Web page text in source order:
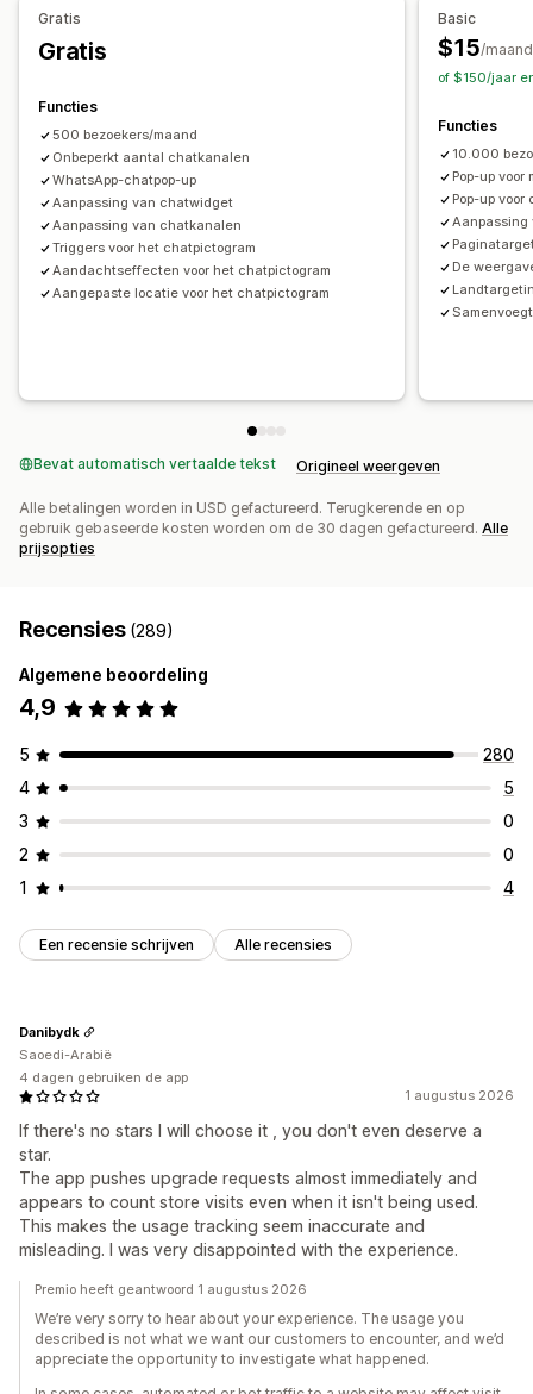
Gratis
Gratis
Functies
500 bezoekers/maand
Onbeperkt aantal chatkanalen
WhatsApp-chatpop-up
Aanpassing van chatwidget
Aanpassing van chatkanalen
Triggers voor het chatpictogram
Aandachtseffecten voor het chatpictogram
Aangepaste locatie voor het chatpictogram
Basic
$15/maand
of $150/jaar
Functies
10.000
Pop-up voor
Pop-up
De
Bevat automatisch vertaalde tekst Origineel weergeven
Alle betalingen worden in USD gefactureerd. Terugkerende en op
gebruik gebaseerde kosten worden om de 30 dagen gefactureerd. Alle
prijsopties
Recensies (289)
Algemene beoordeling
4,9
5
280
4
5
3
0
2
0
1
4
Een recensie schrijven Alle recensies
1 augustus 2026
If there's no stars I will choose it , you don't even deserve a
star.
The app pushes upgrade requests almost immediately and
appears to count store visits even when it isn't being used.
This makes the usage tracking seem inaccurate and
misleading. I was very disappointed with the experience.
Danibydk
Saoedi-Arabië
4 dagen gebruiken de app
Premio heeft geantwoord 1 augustus 2026
We’re very sorry to hear about your experience. The usage you
described is not what we want our customers to encounter, and we’d
appreciate the opportunity to investigate what happened.